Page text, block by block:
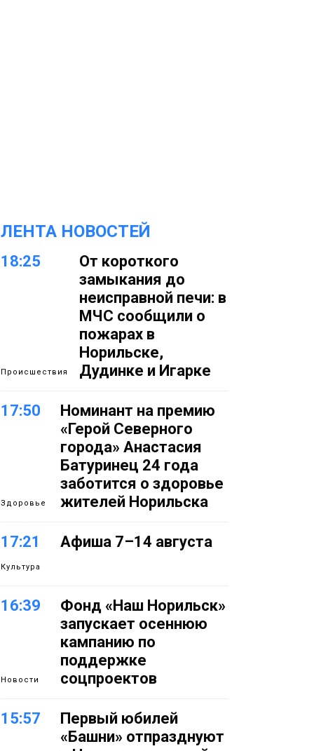
ЛЕНТА НОВОСТЕЙ
18:25
Происшествия
От короткого
замыкания до
неисправной печи: в
МЧС сообщили о
пожарах в
Норильске,
Дудинке и Игарке
17:50
Здоровье
Номинант на премию
«Герой Северного
города» Анастасия
Батуринец 24 года
заботится о здоровье
жителей Норильска
17:21
Культура
Афиша 7–14 августа
16:39
Новости
Фонд «Наш Норильск»
запускает осеннюю
кампанию по
поддержке
соцпроектов
15:57
Первый юбилей
«Башни» отпразднуют